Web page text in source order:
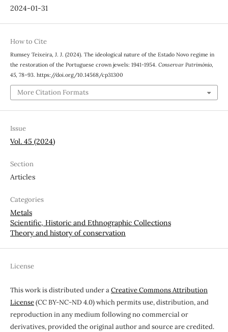
2024-01-31
How to Cite
Rumsey Teixeira, J. J. (2024). The ideological nature of the Estado Novo regime in
the restoration of the Portuguese crown jewels: 1941-1954. Conservar Património,
45, 78–93. https://doi.org/10.14568/cp31300
More Citation Formats
Issue
Vol. 45 (2024)
Section
Articles
Categories
Metals
Scientific, Historic and Ethnographic Collections
Theory and history of conservation
License
This work is distributed under aCreative Commons Attribution
License(CC BY-NC-ND 4.0) which permits use, distribution, and
reproduction in any medium following no commercial or
derivatives, provided the original author and source are credited.